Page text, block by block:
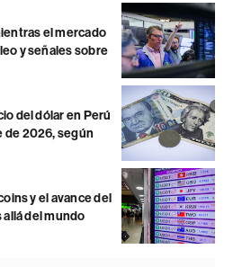
el mercado
y señales sobre
del dólar en Perú
de 2026, según
y el avance del
del mundo